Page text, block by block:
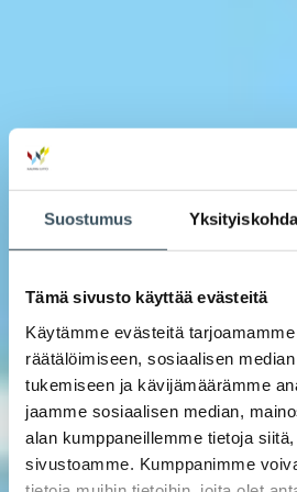
Suostumus
Tämä sivusto käyttää evästeitä
Käytämme evästeitä
räätälöimiseen, sosiaalisen
tukemiseen ja kävijämäärämme
jaamme sosiaalisen median,
alan kumppaneillemme tietoja
sivustoamme. Kumppanimme